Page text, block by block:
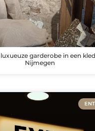
garderobe in een
Nijmegen